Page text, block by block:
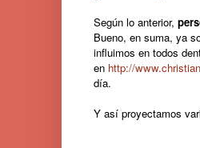
Según lo anterior,
Bueno, en suma, ya
influimos en todos
en http://
día.
Y así proyectamos